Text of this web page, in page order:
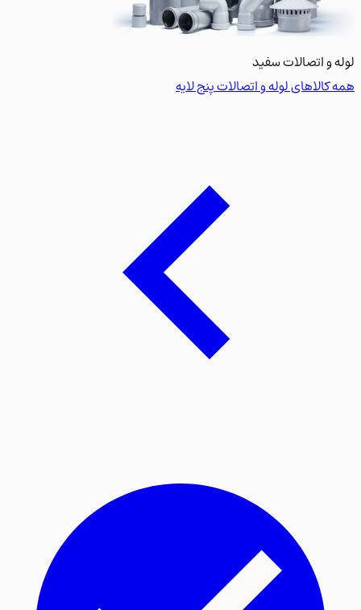
و اتصالات سفید
لوله و اتصالات پنج لایه